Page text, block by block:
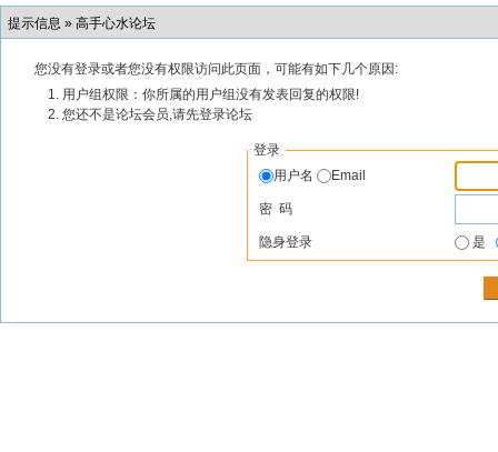
提示信息 » 高手心水论坛
您没有登录或者您没有权限访问此页面，可能有如下几个原因:
用户组权限：你所属的用户组没有发表回复的权限!
您还不是论坛会员,请先登录论坛
登录
用户名
Email
密 码
隐身登录 是